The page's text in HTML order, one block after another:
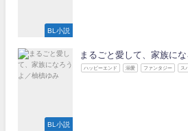
BL小説
BL小説
まるごと愛して、家族に
ハッピーエンド 溺愛 ファンタジー ス